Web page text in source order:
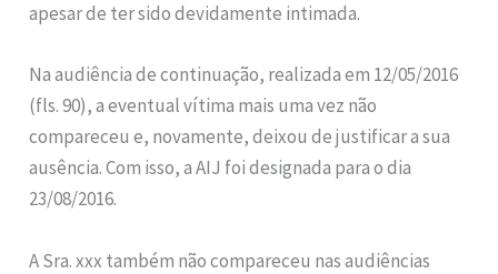
apesar de ter sido devidamente intimada.
Na audiência de continuação, realizada em 12/05/2016
(fls. 90), a eventual vítima mais uma vez não
compareceu e, novamente, deixou de justificar a sua
ausência. Com isso, a AIJ foi designada para o dia
23/08/2016.
A Sra. xxx também não compareceu nas audiências